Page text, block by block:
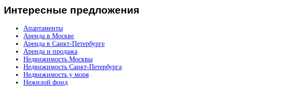
Интересные предложения
Апартаменты
Аренда в Москве
Аренда в Санкт-Петербурге
Аренда и продажа
Недвижимость Москвы
Недвижимость Санкт-Петербурга
Недвижимость у моря
Нежилой фонд